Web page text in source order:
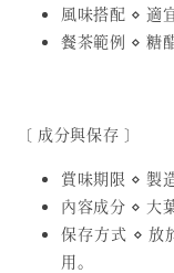
風味搭配 ⋄ 適
餐茶範例 ⋄ 糖
〔 成分與保存 〕
賞味期限 ⋄ 製
內容成分 ⋄ 大
保存方式 ⋄ 放
用。